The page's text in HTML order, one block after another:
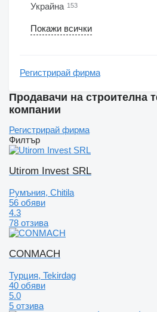
Украйна 153
Покажи всички
Регистрирай фирма
Продавачи на строителна
компании
Регистрирай фирма
Филтър
Utirom Invest SRL
Румъния, Chitila
56 обяви
4.3
78 отзива
CONMACH
Турция, Tekirdag
40 обяви
5.0
5 отзива